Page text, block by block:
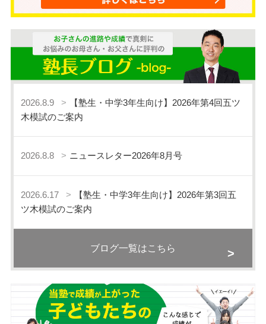
2026.8.9
【塾生・中学3年生向け】2026年第4回五ツ
木模試のご案内
2026.8.8 ニュースレター2026年8月号
2026.6.17
【塾生・中学3年生向け】2026年第3回五
ツ木模試のご案内
ブログ一覧はこちら